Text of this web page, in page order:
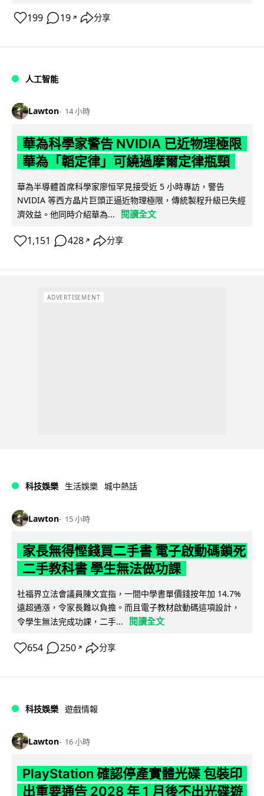
199 19 ↗ 分享
人工智能
Lawton 14 小時
華為科學家警告 NVIDIA 已近物理極限
華為「韜定律」可繞過摩爾定律瓶頸
華為半導體首席科學家廖恒罕見接受近 5 小時專訪，警告
NVIDIA 等西方晶片巨頭正逼近物理極限，傳統製程升級已失經
濟效益。他同時介紹華為...
閱讀全文
1,151 428 ↗ 分享
ADVERTISEMENT
科技娛樂 生活娛樂 城中熱話
Lawton 15 小時
家長無得慳錢買二手書 電子啟動碼鎖死
二手教科書 學生無法做功課
社福界立法會議員陳文宜指，一間中學書單價錢按年加 14.7%
遠超通漲，令家長難以負擔。而且電子教材啟動碼這項設計，
令學生無法完成功課，二手...
閱讀全文
654 250 ↗ 分享
科技娛樂 遊戲情報
Lawton 16 小時
PlayStation 確認停產實體光碟 包裝印
出重要通告 2028 年 1 月後不出光碟遊